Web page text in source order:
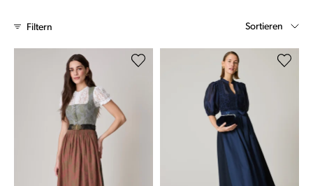
Filtern Sortieren